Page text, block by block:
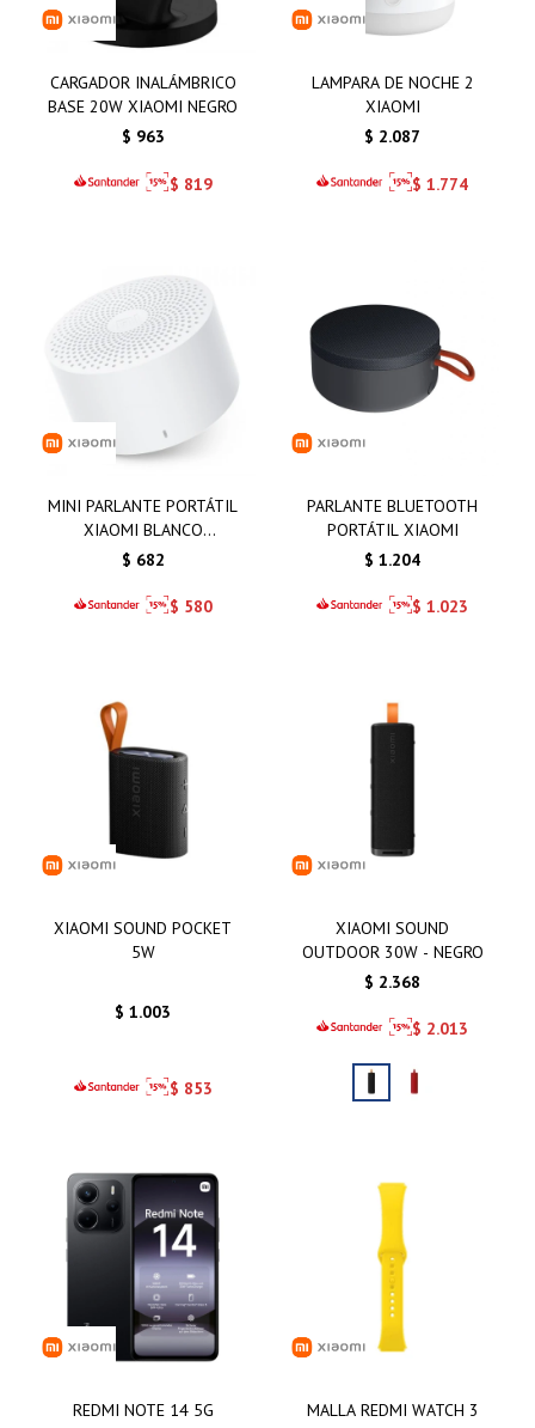
CARGADOR INALÁMBRICO
BASE 20W XIAOMI NEGRO
$ 963
$ 819
LAMPARA DE NOCHE 2
XIAOMI
$ 2.087
$ 1.774
MINI PARLANTE PORTÁTIL
XIAOMI BLANCO
SPEAKER2 COMPACTO
$ 682
$ 580
PARLANTE BLUETOOTH
PORTÁTIL XIAOMI
$ 1.204
$ 1.023
XIAOMI SOUND POCKET
5W
$ 1.003
$ 853
XIAOMI SOUND
OUTDOOR 30W - NEGRO
$ 2.368
$ 2.013
REDMI NOTE 14 5G
MALLA REDMI WATCH 3